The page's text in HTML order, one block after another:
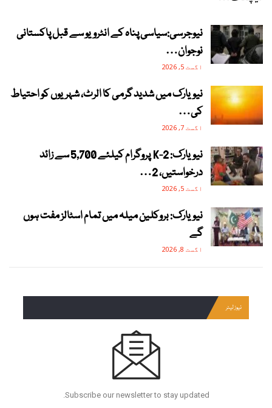
نیوجرسی:سیاسی پناہ کے انٹرویو سے قبل پاکستانی
نوجوان…
اگست 5, 2026
نیویارک میں شدید گرمی کا الرٹ، شہریوں کو احتیاط
کی…
اگست 7, 2026
نیویارک: 2-K پروگرام کیلئے 5,700 سے زائد
درخواستیں، 2…
اگست 5, 2026
نیویارک: بروکلین میلہ میں تمام اسٹالز مفت ہوں
گے
اگست 8, 2026
نیوز لیٹر
Subscribe our newsletter to stay updated.